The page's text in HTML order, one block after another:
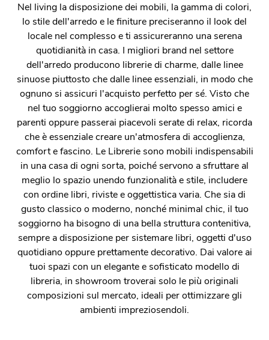
Nel living la disposizione dei mobili, la gamma di colori,
lo stile dell'arredo e le finiture preciseranno il look del
locale nel complesso e ti assicureranno una serena
quotidianità in casa. I migliori brand nel settore
dell'arredo producono librerie di charme, dalle linee
sinuose piuttosto che dalle linee essenziali, in modo che
ognuno si assicuri l'acquisto perfetto per sé. Visto che
nel tuo soggiorno accoglierai molto spesso amici e
parenti oppure passerai piacevoli serate di relax, ricorda
che è essenziale creare un'atmosfera di accoglienza,
comfort e fascino. Le Librerie sono mobili indispensabili
in una casa di ogni sorta, poiché servono a sfruttare al
meglio lo spazio unendo funzionalità e stile, includere
con ordine libri, riviste e oggettistica varia. Che sia di
gusto classico o moderno, nonché minimal chic, il tuo
soggiorno ha bisogno di una bella struttura contenitiva,
sempre a disposizione per sistemare libri, oggetti d'uso
quotidiano oppure prettamente decorativo. Dai valore ai
tuoi spazi con un elegante e sofisticato modello di
libreria, in showroom troverai solo le più originali
composizioni sul mercato, ideali per ottimizzare gli
ambienti impreziosendoli.